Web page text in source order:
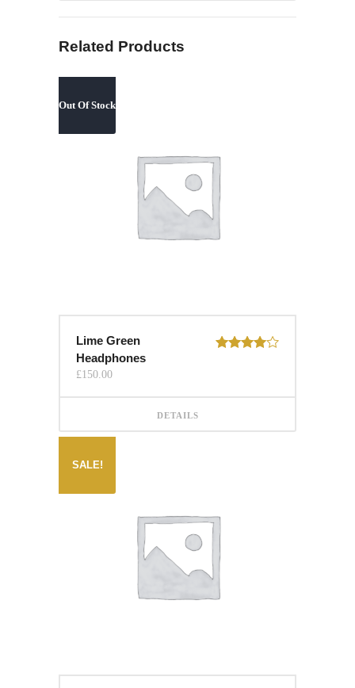
Related Products
Out Of Stock
Lime Green
Headphones
£150.00
DETAILS
SALE!